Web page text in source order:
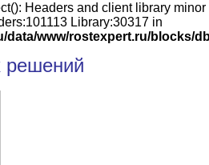
Headers and client library minor
Library:30317 in
data/www/rostexpert.ru/blocks/
решений